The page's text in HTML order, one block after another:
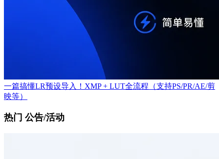
一篇搞懂LR预设导入！XMP + LUT全流程（支持PS/PR/AE/剪
映等）
热门 公告/活动